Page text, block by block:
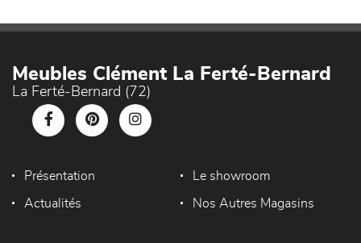
Meubles Clément La Ferté-Bernard
La Ferté-Bernard (72)
Présentation Le showroom
Actualités Nos Autres Magasins